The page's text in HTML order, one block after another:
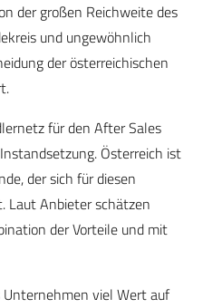
der großen Reichweite des
und ungewöhnlich
der österreichischen
für den After Sales
Österreich ist
der sich für diesen
Laut Anbieter schätzen
der Vorteile und mit
viel Wert auf